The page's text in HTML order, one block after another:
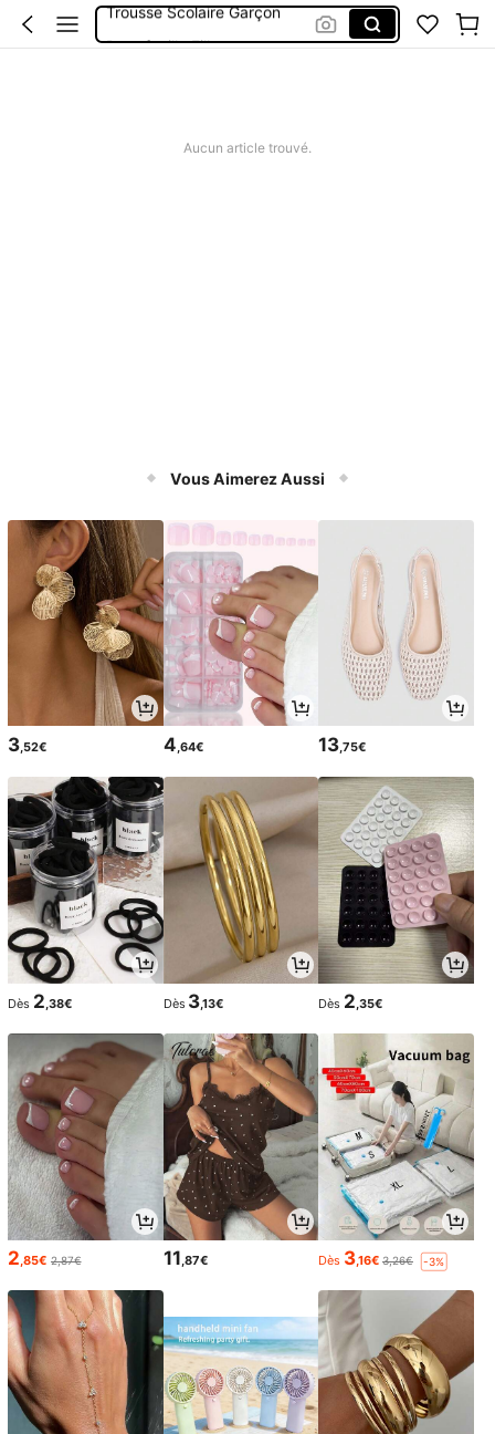
Portefeuille Fille
Aucun article trouvé.
Vous Aimerez Aussi
3 ,52€ 4 ,64€ 13 ,75€
Dès 2,38€ Dès 3,13€ Dès 2,35€
2,85€ 2,87€ 11,87€ Dès 3,16€ 3,26€ -3%